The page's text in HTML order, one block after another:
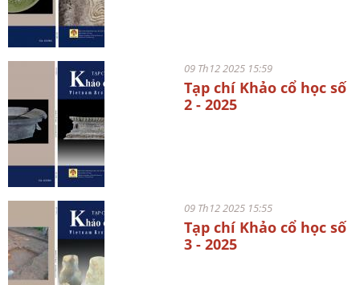
09 Th12 2025 15:59
Tạp chí Khảo cổ học số
2 - 2025
09 Th12 2025 15:55
Tạp chí Khảo cổ học số
3 - 2025